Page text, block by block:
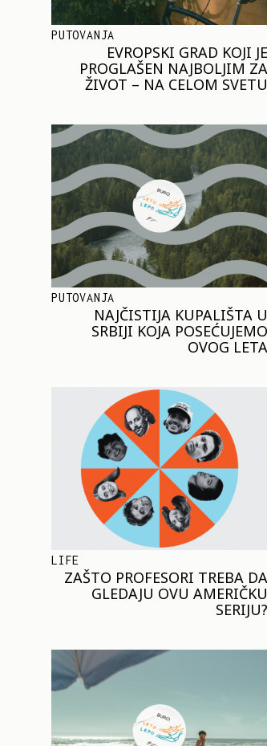
PUTOVANJA
EVROPSKI GRAD KOJI JE
PROGLAŠEN NAJBOLJIM ZA
ŽIVOT – NA CELOM SVETU
PUTOVANJA
NAJČISTIJA KUPALIŠTA U
SRBIJI KOJA POSEĆUJEMO
OVOG LETA
LIFE
ZAŠTO PROFESORI TREBA DA
GLEDAJU OVU AMERIČKU
SERIJU?